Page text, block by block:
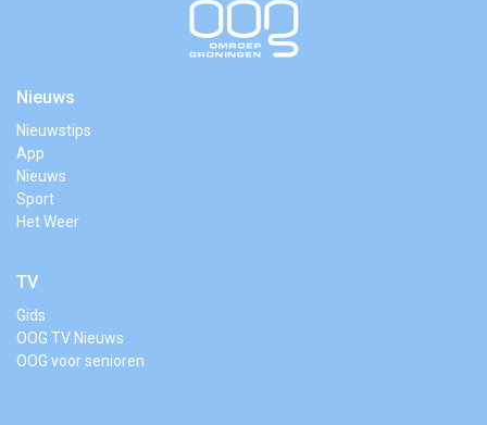
Nieuws
Nieuwstips
App
Nieuws
Sport
Het Weer
TV
Gids
OOG TV Nieuws
OOG voor senioren